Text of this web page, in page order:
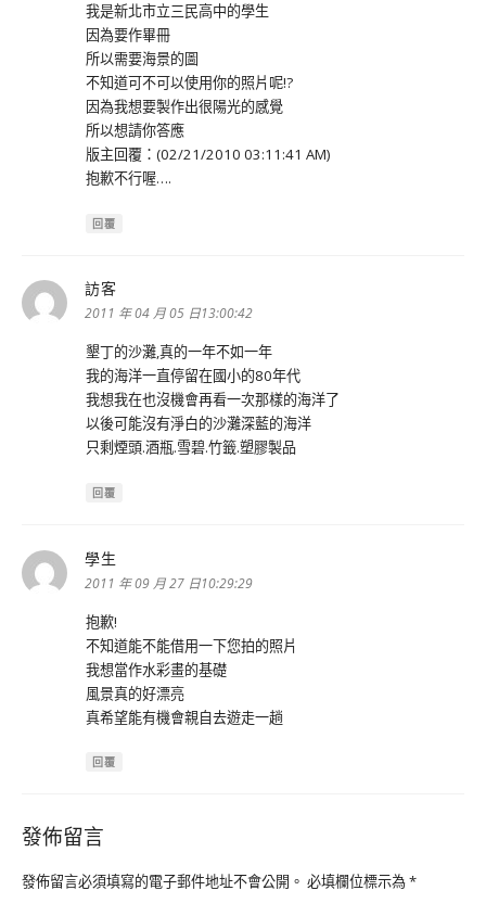
我是新北市立三民高中的學生
因為要作畢冊
所以需要海景的圖
不知道可不可以使用你的照片呢!?
因為我想要製作出很陽光的感覺
所以想請你答應
版主回覆：(02/21/2010 03:11:41 AM)
抱歉不行喔….
回覆
訪客
示:
2011 年 04 月 05 日13:00:42
墾丁的沙灘,真的一年不如一年
我的海洋一直停留在國小的80年代
我想我在也沒機會再看一次那樣的海洋了
以後可能沒有淨白的沙灘深藍的海洋
只剩煙頭.酒瓶.雪碧.竹籤.塑膠製品
回覆
學生
示:
2011 年 09 月 27 日10:29:29
抱歉!
不知道能不能借用一下您拍的照片
我想當作水彩畫的基礎
風景真的好漂亮
真希望能有機會親自去遊走一趟
回覆
發佈留言
發佈留言必須填寫的電子郵件地址不會公開。 必填欄位標示為*